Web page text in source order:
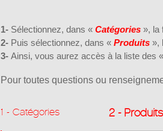
1- Sélectionnez, dans « Catégories », la
2- Puis sélectionnez, dans « Produits »,
3- Ainsi, vous aurez accès à la liste des «
Pour toutes questions ou
1 - Catégories 2 - Produits